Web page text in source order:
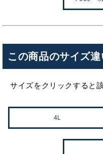
この商品のサイズ
サイズをクリックすると
4L